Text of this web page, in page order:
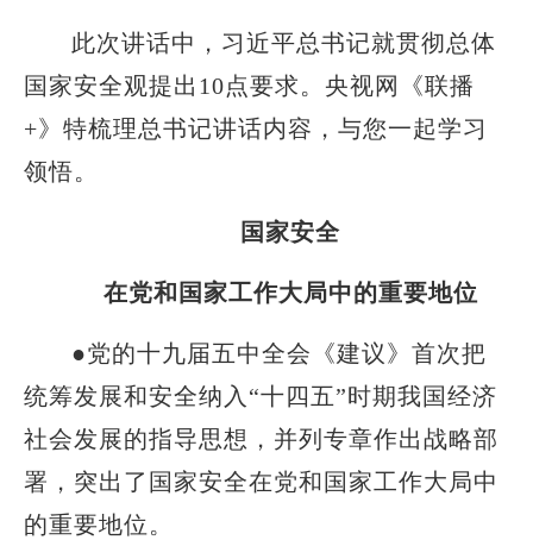
此次讲话中，习近平总书记就贯彻总体
国家安全观提出10点要求。央视网《联播
+》特梳理总书记讲话内容，与您一起学习
领悟。
国家安全
在党和国家工作大局中的重要地位
●党的十九届五中全会《建议》首次把
统筹发展和安全纳入“十四五”时期我国经济
社会发展的指导思想，并列专章作出战略部
署，突出了国家安全在党和国家工作大局中
的重要地位。